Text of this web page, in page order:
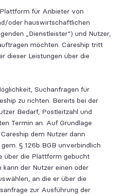
für Anbieter von
oder hauswirtschaftlichen
„Dienstleister“) und Nutzer,
möchten. Careship tritt
dieser Leistungen über die
Suchanfragen für
zu richten. Bereits bei der
Bedarf, Postleitzahl und
Termin an. Auf Grundlage
dem Nutzer dann
§ 126b BGB unverbindlich
über die Plattform gebucht
kann der Nutzer einen oder
an die er über die
zur Ausführung der